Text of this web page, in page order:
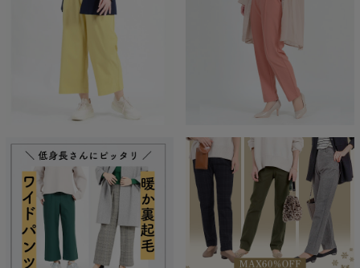
経験を積み重ねた人にしか分からない“本物のスタンダー
ド”があるとすればそれはこんな形なのかもしれません。忙
しい毎日をおくる全ての女性にもっと軽やかに、もっと自分
らしくオシャレを楽しんでいただければ嬉しいです。
美しく、はきやすく、長く使える